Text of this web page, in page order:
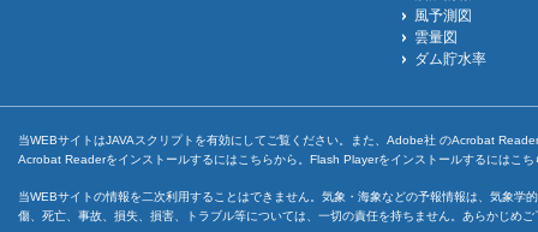
風予測図
雲量図
ダム貯水率
当WEBサイトはJAVAスクリプトを有効にしてご覧ください。また、Adobe社 のAcrobat
Acrobat Readerをインストールするには こちらから。Flash Playerをインストールするには こち
当WEBサイトの情報を二次利用することはできません。気象・海象などの予報情報は、気象
傷、死亡、事故、損失、損害、トラブル等については、一切の責任を持ちません。あらかじめ